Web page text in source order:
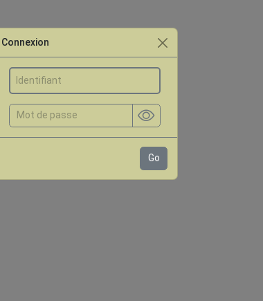
Connexion
Go